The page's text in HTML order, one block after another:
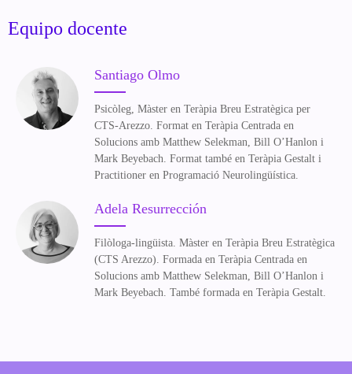
Equipo docente
Santiago Olmo
Psicòleg Màster en Teràpia Breu Estratègica per
CTS-Arezzo Format en Teràpia Centrada en
Solucions amb Matthew Selekman , Bill O’Hanlon i
Mark Beyebach Format també en Teràpia Gestalt i
Practitioner en Programació Neurolingüística.
Adela Resurrección
Filòloga-lingüista. Màster en Teràpia Breu Estratègica
(CTS Arezzo). Formada en Teràpia Centrada en
Solucions amb Matthew Selekman, Bill O’Hanlon i
Mark Beyebach. També formada en Teràpia Gestalt.